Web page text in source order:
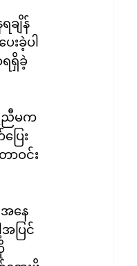
ချိန်
ခဲ့ပါ
ရှိခဲ့
ညီမက
ေး
ာဝင်း
အနေ
ပြင်